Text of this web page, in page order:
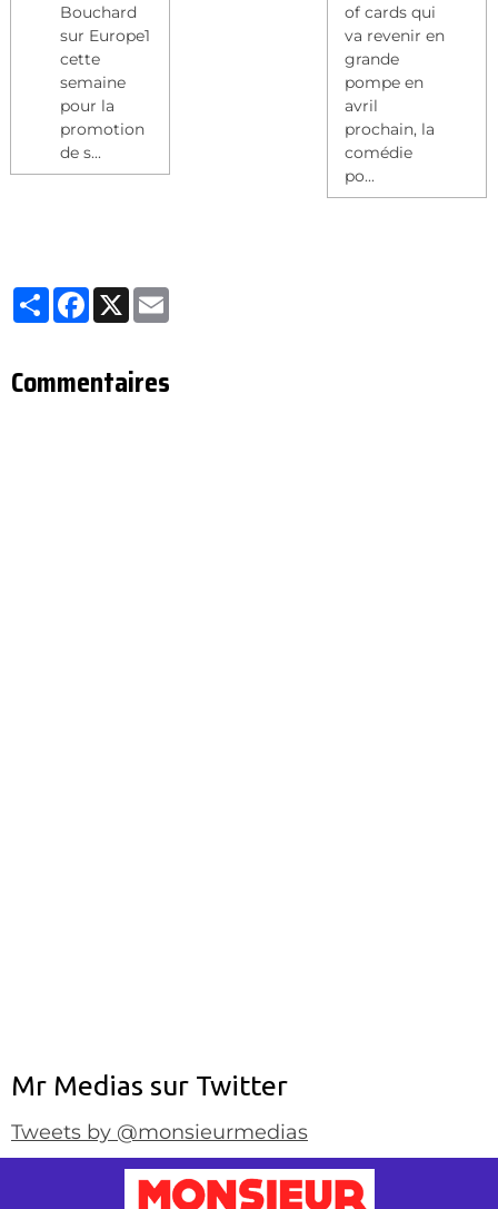
Bouchard
sur Europe1
cette
semaine
pour la
promotion
de s...
of cards qui
va revenir en
grande
pompe en
avril
prochain, la
comédie
po...
Partager
Facebook
X
Commentaires
Mr Medias sur Twitter
Tweets by @monsieurmedias